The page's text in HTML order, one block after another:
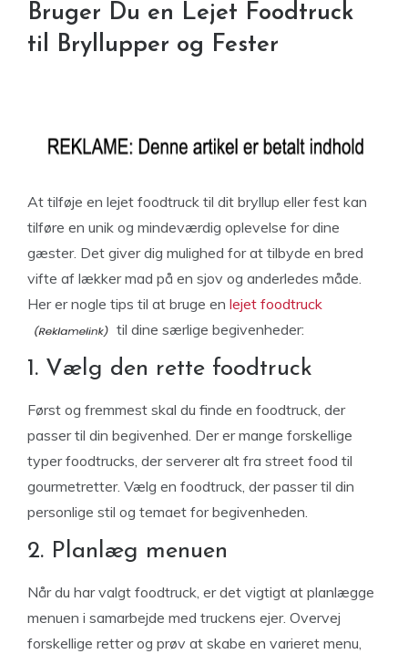
Bruger Du en Lejet Foodtruck
til Bryllupper og Fester
At tilføje en lejet foodtruck til dit bryllup eller fest kan
tilføre en unik og mindeværdig oplevelse for dine
gæster. Det giver dig mulighed for at tilbyde en bred
vifte af lækker mad på en sjov og anderledes måde.
Her er nogle tips til at bruge en lejet foodtruck
til dine særlige begivenheder:
1. Vælg den rette foodtruck
Først og fremmest skal du finde en foodtruck, der
passer til din begivenhed. Der er mange forskellige
typer foodtrucks, der serverer alt fra street food til
gourmetretter. Vælg en foodtruck, der passer til din
personlige stil og temaet for begivenheden.
2. Planlæg menuen
Når du har valgt foodtruck, er det vigtigt at planlægge
menuen i samarbejde med truckens ejer. Overvej
forskellige retter og prøv at skabe en varieret menu,